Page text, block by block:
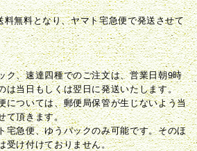
無料となり、ヤマト宅急便で発送させて
ク、速達四種でのご注文は、営業日朝9時
は当日もしくは翌日に発送いたします。
については、郵便局保管が生じないよう当
て頂きます。
宅急便、ゆうパックのみ可能です。そのほ
受け付けておりません。